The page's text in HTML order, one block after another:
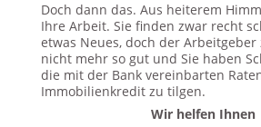
Doch dann das. Aus heiterem
Ihre Arbeit. Sie finden zwar recht
etwas Neues, doch der
nicht mehr so gut und Sie haben
die mit der Bank vereinbarten
Immobilienkredit zu tilgen.
Wir helfen Ihnen